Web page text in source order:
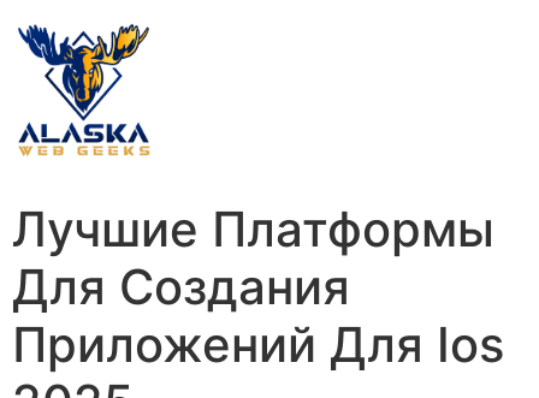
Лучшие Платформы
Для Создания
Приложений Для Ios